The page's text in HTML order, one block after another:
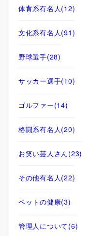
体育系有名人(12)
文化系有名人(91)
野球選手(28)
サッカー選手(10)
ゴルファー(14)
格闘系有名人(20)
お笑い芸人さん(23)
その他有名人(22)
ペットの健康(3)
管理人について(6)